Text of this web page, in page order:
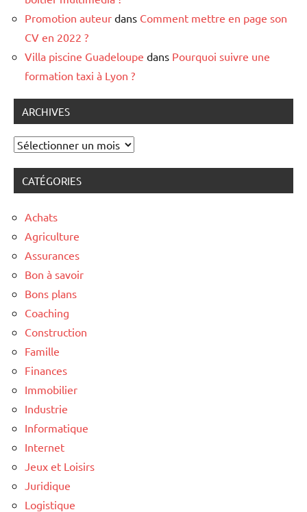
Promotion auteur dans Comment mettre en page son
CV en 2022 ?
Villa piscine Guadeloupe dans Pourquoi suivre une
formation taxi à Lyon ?
ARCHIVES
Archives
CATÉGORIES
Achats
Agriculture
Assurances
Bon à savoir
Bons plans
Coaching
Construction
Famille
Finances
Immobilier
Industrie
Informatique
Internet
Jeux et Loisirs
Juridique
Logistique